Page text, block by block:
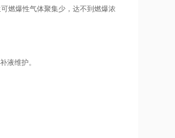
燃爆性气体聚集少，达不到燃爆浓
液维护。